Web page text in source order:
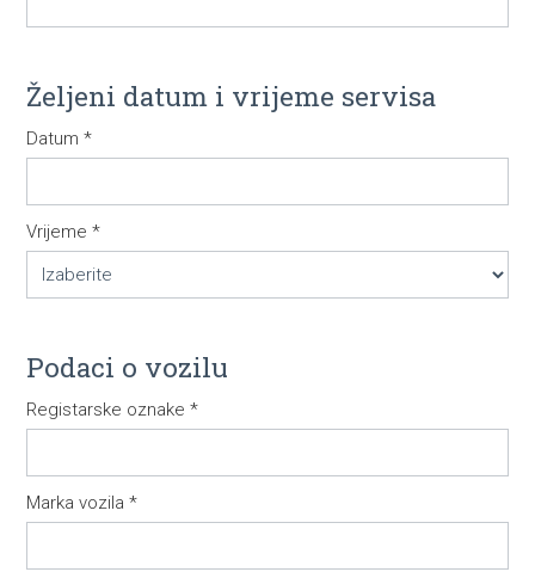
Željeni datum i vrijeme servisa
Datum *
Vrijeme *
Podaci o vozilu
Registarske oznake *
Marka vozila *